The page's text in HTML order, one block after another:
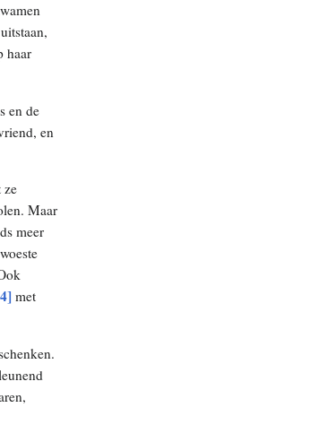
haar
en de
en
ze
Maar
meer
met